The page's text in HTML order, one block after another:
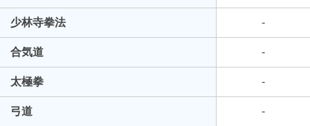
少林寺拳法 -
合気道 -
太極拳 -
弓道 -